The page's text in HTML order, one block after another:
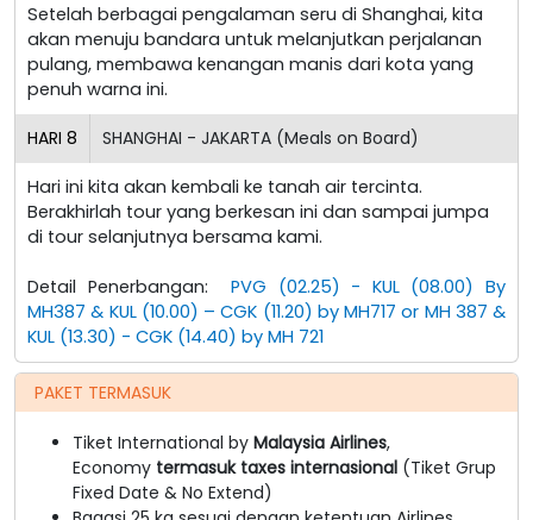
Setelah berbagai pengalaman seru di Shanghai, kita
akan menuju bandara untuk melanjutkan perjalanan
pulang, membawa kenangan manis dari kota yang
penuh warna ini.
HARI 8 SHANGHAI - JAKARTA (Meals on Board)
Hari ini kita akan kembali ke tanah air tercinta.
Berakhirlah tour yang berkesan ini dan sampai jumpa
di tour selanjutnya bersama kami.
Detail Penerbangan: PVG (02.25) - KUL (08.00) By
MH387 & KUL (10.00) – CGK (11.20) by MH717 or MH 387 &
KUL (13.30) - CGK (14.40) by MH 721
PAKET TERMASUK
Tiket International by Malaysia Airlines,
Economy termasuk taxes internasional (Tiket Grup
Fixed Date & No Extend)